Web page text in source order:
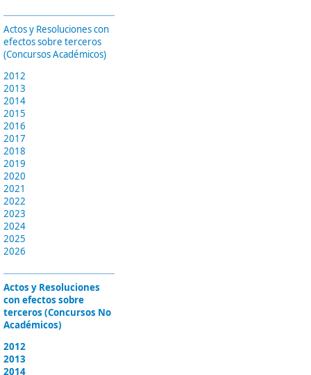
Actos y Resoluciones con
efectos sobre terceros
(Concursos Académicos)
2012
2013
2014
2015
2016
2017
2018
2019
2020
2021
2022
2023
2024
2025
2026
Actos y Resoluciones
con efectos sobre
terceros (Concursos No
Académicos)
2012
2013
2014